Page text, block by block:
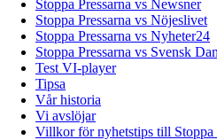
Stoppa Pressarna vs Newsner
Stoppa Pressarna vs Nöjeslivet
Stoppa Pressarna vs Nyheter24
Stoppa Pressarna vs Svensk
Test VI-player
Tipsa
Vår historia
Vi avslöjar
Villkor för nyhetstips till Stoppa